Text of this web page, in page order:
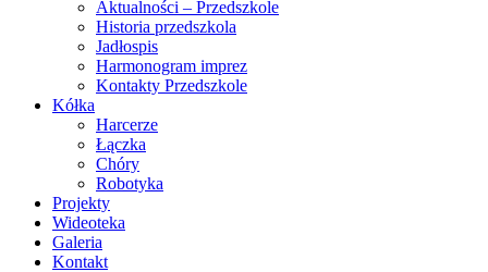
Aktualności – Przedszkole
Historia przedszkola
Jadłospis
Harmonogram imprez
Kontakty Przedszkole
Kółka
Harcerze
Łączka
Chóry
Robotyka
Projekty
Wideoteka
Galeria
Kontakt